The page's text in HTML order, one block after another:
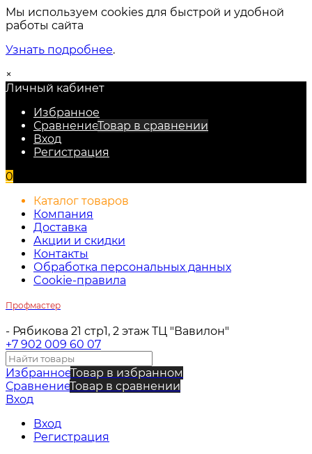
Мы используем cookies для быстрой и удобной
работы сайта
Узнать подробнее.
×
Личный кабинет
Избранное
СравнениеТовар в сравнении
Вход
Регистрация
0
Каталог товаров
Компания
Доставка
Акции и скидки
Контакты
Обработка персональных данных
Cookie-правила
Профмастер
- Рябикова 21 стр1, 2 этаж ТЦ "Вавилон"
+7 902 009 60 07
ИзбранноеТовар в избранном
СравнениеТовар в сравнении
Вход
Вход
Регистрация